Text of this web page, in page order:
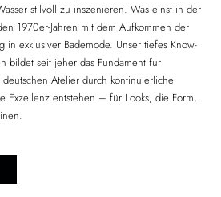
stilvoll zu inszenieren. Was einst in der
1970er-Jahren mit dem Aufkommen der
in exklusiver Bademode. Unser tiefes Know-
bildet seit jeher das Fundament für
Atelier durch kontinuierliche
Exzellenz entstehen – für Looks, die Form,